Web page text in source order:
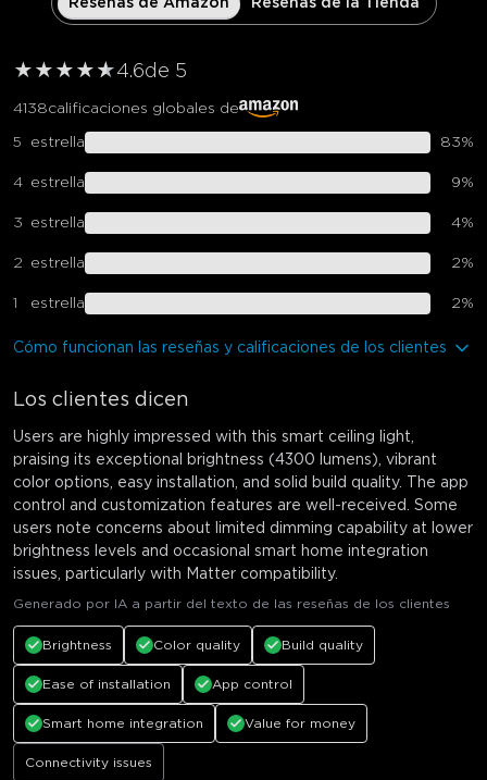
★ ★ ★ ★ ★
★4.6de 5
4138calificaciones globales de
5 estrella 83%
4 estrella 9%
3 estrella 4%
2 estrella 2%
1 estrella 2%
Cómo funcionan las reseñas y calificaciones de los clientes
Los clientes dicen
Users are highly impressed with this smart ceiling light,
praising its exceptional brightness (4300 lumens), vibrant
color options, easy installation, and solid build quality. The app
control and customization features are well-received. Some
users note concerns about limited dimming capability at lower
brightness levels and occasional smart home integration
issues, particularly with Matter compatibility.
Generado por IA a partir del texto de las reseñas de los clientes
Brightness Color quality Build quality
Ease of installation App control
Smart home integration Value for money
Connectivity issues